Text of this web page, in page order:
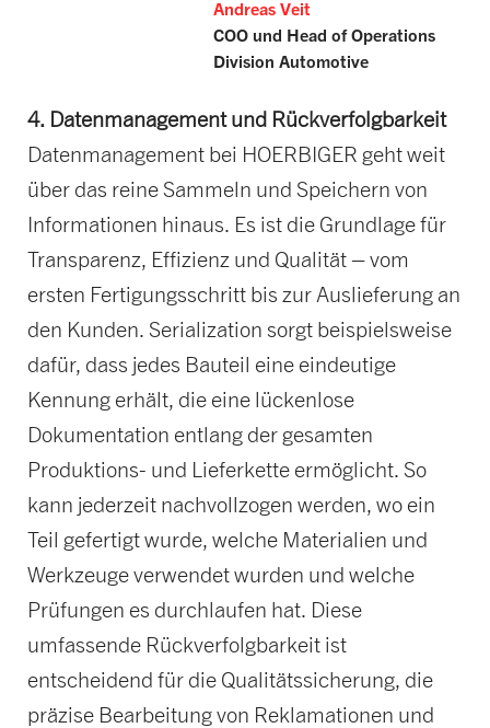
Andreas Veit
COO und Head of Operations
Division Automotive
4. Datenmanagement und Rückverfolgbarkeit
Datenmanagement bei HOERBIGER geht weit
über das reine Sammeln und Speichern von
Informationen hinaus. Es ist die Grundlage für
Transparenz, Effizienz und Qualität – vom
ersten Fertigungsschritt bis zur Auslieferung an
den Kunden. Serialization sorgt beispielsweise
dafür, dass jedes Bauteil eine eindeutige
Kennung erhält, die eine lückenlose
Dokumentation entlang der gesamten
Produktions- und Lieferkette ermöglicht. So
kann jederzeit nachvollzogen werden, wo ein
Teil gefertigt wurde, welche Materialien und
Werkzeuge verwendet wurden und welche
Prüfungen es durchlaufen hat. Diese
umfassende Rückverfolgbarkeit ist
entscheidend für die Qualitätssicherung, die
präzise Bearbeitung von Reklamationen und